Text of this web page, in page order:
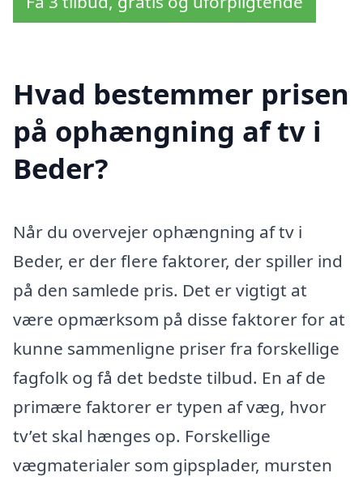
Hvad bestemmer prisen
på ophængning af tv i
Beder?
Når du overvejer ophængning af tv i
Beder, er der flere faktorer, der spiller ind
på den samlede pris. Det er vigtigt at
være opmærksom på disse faktorer for at
kunne sammenligne priser fra forskellige
fagfolk og få det bedste tilbud. En af de
primære faktorer er typen af væg, hvor
tv’et skal hænges op. Forskellige
vægmaterialer som gipsplader, mursten